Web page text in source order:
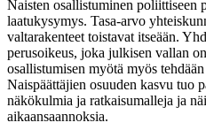
Naisten osallistuminen poliittiseen
laatukysymys. Tasa-arvo
valtarakenteet toistavat itseään.
perusoikeus, joka julkisen vallan
osallistumisen myötä myös
Naispäättäjien osuuden kasvu tuo
näkökulmia ja ratkaisumalleja ja
aikaansaannoksia.